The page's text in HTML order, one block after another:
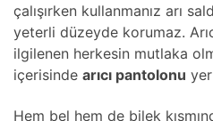
çalışırken kullanmanız arı
yeterli düzeyde korumaz.
ilgilenen herkesin mutlaka
içerisinde arıcı pantolonu yer
Hem bel hem de bilek